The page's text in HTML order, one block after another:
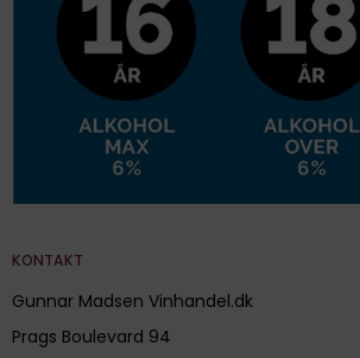
KONTAKT
Gunnar Madsen Vinhandel.dk
Prags Boulevard 94